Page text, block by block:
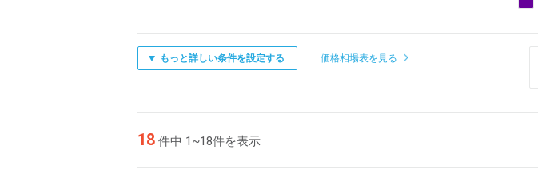
もっと詳しい条件を設定する 価格相場表を見る
18 件中 1~18件を表示